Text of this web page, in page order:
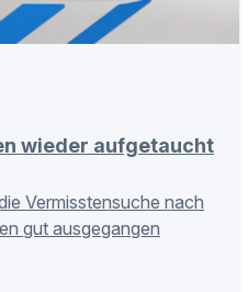
wieder aufgetaucht
Vermisstensuche nach
gut ausgegangen